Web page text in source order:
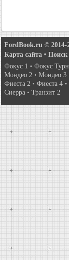
FordBook.ru © 2014-
Карта сайта • Поиск
Фокус 1 • Фокус
Мондео 2 • Мондео 3
Фиеста 2 • Фиеста 4 •
Сиерра • Транзит 2